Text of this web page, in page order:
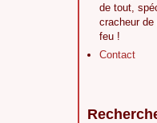
de tout,
cracheur
feu !
Contact